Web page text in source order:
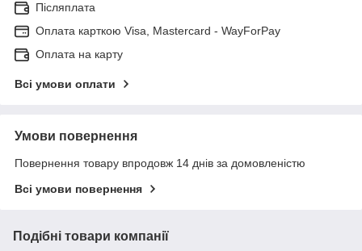
Післяплата
Оплата карткою Visa, Mastercard - WayForPay
Оплата на карту
Всі умови оплати
Умови повернення
Повернення товару впродовж 14 днів за домовленістю
Всі умови повернення
Подібні товари компанії